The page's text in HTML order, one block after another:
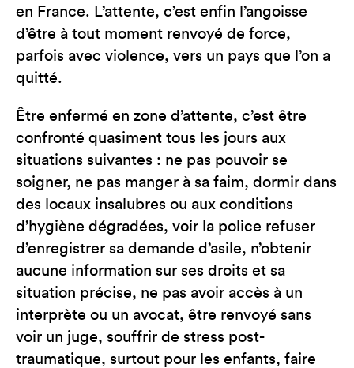
en France. L’attente, c’est enfin l’angoisse
d’être à tout moment renvoyé de force,
parfois avec violence, vers un pays que l’on a
quitté.
Être enfermé en zone d’attente, c’est être
confronté quasiment tous les jours aux
situations suivantes : ne pas pouvoir se
soigner, ne pas manger à sa faim, dormir dans
des locaux insalubres ou aux conditions
d’hygiène dégradées, voir la police refuser
d’enregistrer sa demande d’asile, n’obtenir
aucune information sur ses droits et sa
situation précise, ne pas avoir accès à un
interprète ou un avocat, être renvoyé sans
voir un juge, souffrir de stress post-
traumatique, surtout pour les enfants, faire